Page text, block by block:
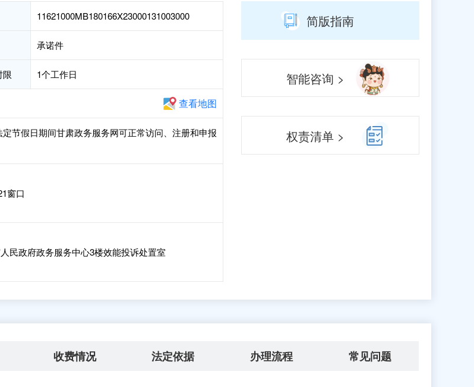
11621000MB180166X23000131003000
承诺件
限 1个工作日
查看地图
节假日期间甘肃政务服务网可正常访问、注册和申报
窗口
民政府政务服务中心3楼效能投诉处置室
简版指南
智能咨询 >
权责清单 >
收费情况 法定依据 办理流程 常见问题